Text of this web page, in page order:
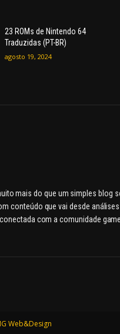
23 ROMs de Nintendo 64
Traduzidas (PT-BR)
agosto 19, 2024
mais do que um simples blog
conteúdo que vai desde
com a comunidade
Web&Design